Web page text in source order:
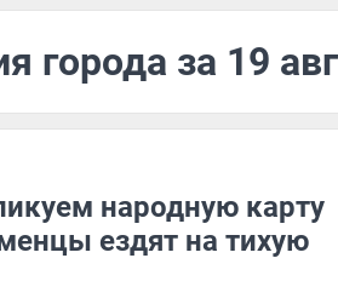
города за 19
народную карту
ездят на тихую